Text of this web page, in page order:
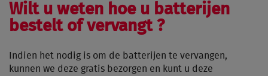
Wilt u weten hoe u batterijen
bestelt of vervangt ?
Indien het nodig is om de batterijen te vervangen,
kunnen we deze gratis bezorgen en kunt u deze